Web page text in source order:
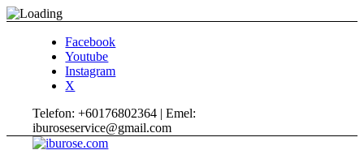
Facebook
Youtube
Instagram
X
Telefon: +60176802364 | Emel:
iburoseservice@gmail.com